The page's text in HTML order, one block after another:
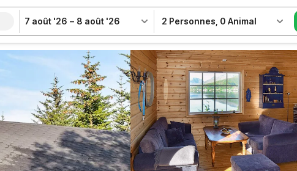
7 août '26 – 8 août '26 2 Personnes 0 Animal